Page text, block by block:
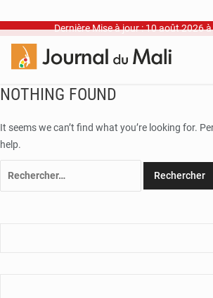
Dernière Mise à jour : 10 août 2026
NOTHING FOUND
It seems we can’t find what you’re looking for.
help.